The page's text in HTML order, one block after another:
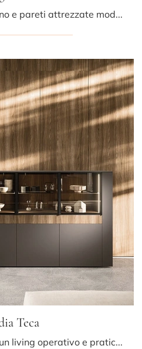
Se cerchi mobili soggiorno e pareti attrezzate moderne, prediligi il modello Feeling Home 01 di Arrital: clicca e scopri di più!
Teca
Se desideri completare un living operativo e pratico dalle linee moderne, ti presentiamo la parete attrezzata Madia Teca Arrital.